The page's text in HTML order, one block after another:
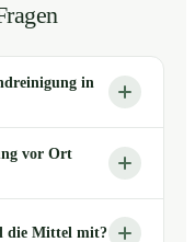
in
vor Ort
die Mittel mit?